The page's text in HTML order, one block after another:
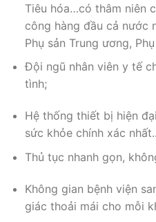
Tiêu hóa…có thâm niên
công hàng đầu cả nước
Phụ sản Trung ương,
Đội ngũ nhân viên y tế
tình;
Hệ thống thiết bị hiện
sức khỏe chính xác nhất..
Thủ tục nhanh gọn,
Không gian bệnh viện
giác thoải mái cho mỗi